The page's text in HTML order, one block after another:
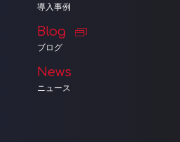
導入事例
Blog
ブログ
News
ニュース